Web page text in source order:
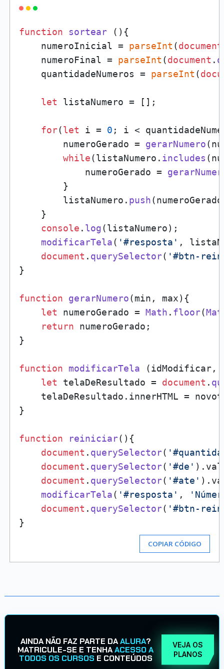
function sortear (){
    numeroInicial =
parseInt (document
    numeroFinal =
parseInt (document .
    quantidadeNumeros =
parseInt (
let listaNumero = [];
for(let i = 0 ; i <
        numeroGerado =
gerarNumero
while(listaNumero. includes
            numeroGerado =
        }
        listaNumero.
push
    }
console . log(listaNumero);
modificarTela( '#resposta' ,
document . querySelector( '#btn-
}
function gerarNumero(min, max){
let numeroGerado = Math . floor(
return numeroGerado;
}
function modificarTela (idModificar,
let telaDeResultado = document .
    telaDeResultado.
innerHTML =
}
function reiniciar( ){
document . querySelector(
document . querySelector( '#de' ).
document . querySelector( '#ate' ).
modificarTela( '#resposta' ,
document . querySelector( '#btn-
COPIAR CÓDIGO
AINDA NÃO FAZ PARTE DAALURA?
MATRICULE-SE E TENHAACESSO A
TODOS OS CURSOS E CONTEÚDOS
VEJA OS
PLANOS